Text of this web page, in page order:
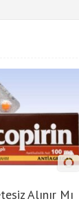
Alınır Mı